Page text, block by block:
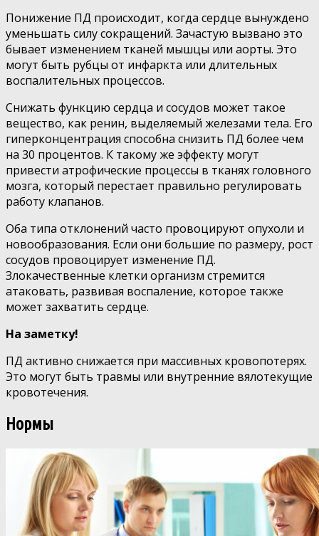
Понижение ПД происходит, когда сердце вынуждено
уменьшать силу сокращений. Зачастую вызвано это
бывает изменением тканей мышцы или аорты. Это
могут быть рубцы от инфаркта или длительных
воспалительных процессов.
Снижать функцию сердца и сосудов может такое
вещество, как ренин, выделяемый железами тела. Его
гиперконцентрация способна снизить ПД более чем
на 30 процентов. К такому же эффекту могут
привести атрофические процессы в тканях головного
мозга, который перестает правильно регулировать
работу клапанов.
Оба типа отклонений часто провоцируют опухоли и
новообразования. Если они большие по размеру, рост
сосудов провоцирует изменение ПД.
Злокачественные клетки организм стремится
атаковать, развивая воспаление, которое также
может захватить сердце.
На заметку!
ПД активно снижается при массивных кровопотерях.
Это могут быть травмы или внутренние вялотекущие
кровотечения.
Нормы